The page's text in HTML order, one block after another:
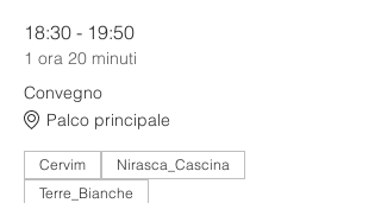
18:30 - 19:50
1 ora 20 minuti
Convegno
Palco principale
Cervim
Nirasca_Cascina
Terre_Bianche